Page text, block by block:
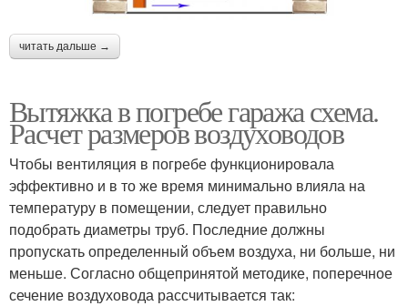
читать дальше →
Вытяжка в погребе гаража схема.
Расчет размеров воздуховодов
Чтобы вентиляция в погребе функционировала
эффективно и в то же время минимально влияла на
температуру в помещении, следует правильно
подобрать диаметры труб. Последние должны
пропускать определенный объем воздуха, ни больше, ни
меньше. Согласно общепринятой методике, поперечное
сечение воздуховода рассчитывается так: